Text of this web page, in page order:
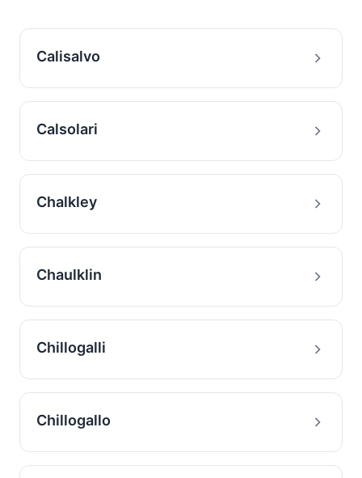
Calisalvo
Calsolari
Chalkley
Chaulklin
Chillogalli
Chillogallo